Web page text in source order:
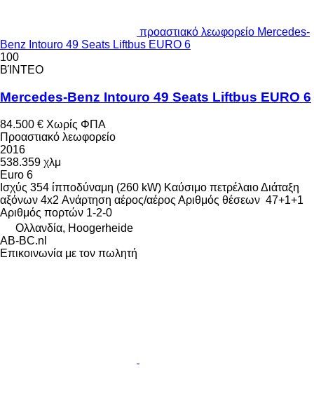
προαστιακό λεωφορείο Mercedes-
Benz Intouro 49 Seats Liftbus EURO 6
100
ΒΊΝΤΕΟ
Mercedes-Benz Intouro 49 Seats Liftbus EURO 6
84.500 € Χωρίς ΦΠΑ
Προαστιακό λεωφορείο
2016
538.359 χλμ
Euro 6
Ισχύς 354 ίπποδύναμη (260 kW) Καύσιμο πετρέλαιοΔιάταξη
αξόνων 4x2 Ανάρτηση αέρος/αέρος Αριθμός θέσεων 47+1+1
Αριθμός πορτών 1-2-0
Ολλανδία, Hoogerheide
AB-BC.nl
Επικοινωνία με τον πωλητή